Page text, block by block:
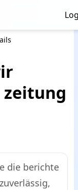
zeitung
die berichte